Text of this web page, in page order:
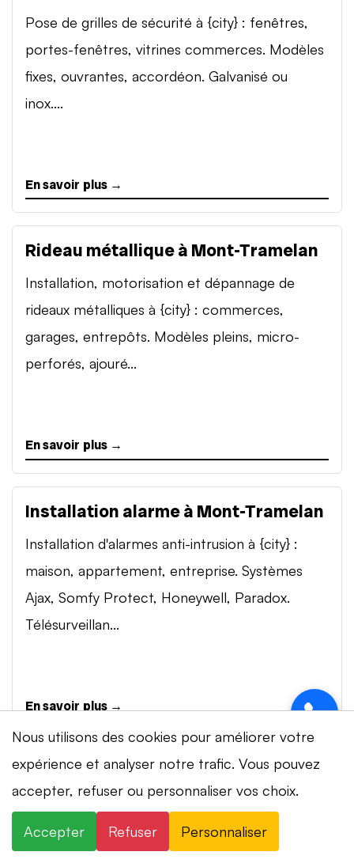
Pose de grilles de sécurité à {city} : fenêtres,
portes-fenêtres, vitrines commerces. Modèles
fixes, ouvrantes, accordéon. Galvanisé ou
inox....
En savoir plus →
Rideau métallique à Mont-Tramelan
Installation, motorisation et dépannage de
rideaux métalliques à {city} : commerces,
garages, entrepôts. Modèles pleins, micro-
perforés, ajouré...
En savoir plus →
Installation alarme à Mont-Tramelan
Installation d'alarmes anti-intrusion à {city} :
maison, appartement, entreprise. Systèmes
Ajax, Somfy Protect, Honeywell, Paradox.
Télésurveillan...
En savoir plus →
Vidéosurveillance à Mont-Tramelan
Installation de systèmes de vidéosurveillance à
{city} : caméras IP 4K, visionnage smartphone,
Nous utilisons des cookies pour améliorer votre
expérience et analyser notre trafic. Vous pouvez
accepter, refuser ou personnaliser vos choix.
Accepter Refuser Personnaliser